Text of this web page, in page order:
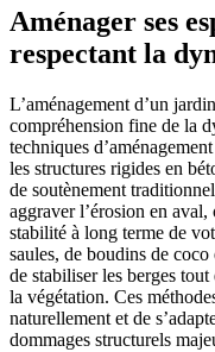
Aménager ses
respectant la
L’aménagement d’un
compréhension fine de la
techniques
les structures rigides en
de soutènement
aggraver l’érosion en
stabilité à long terme de
saules, de boudins de
de stabiliser les berges
la végétation. Ces
naturellement et de
dommages structurels